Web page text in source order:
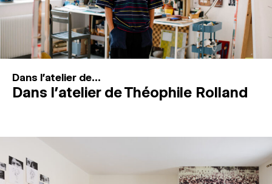
Recherche
Connexion
Dans l'atelier de...
Dans l’atelier de Théophile Rolland